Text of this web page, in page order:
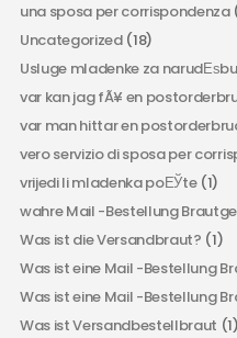
una sposa per corrispondenza
Uncategorized(18)
Usluge mladenke za
var kan jag fÃ¥ en
var man hittar en
vero servizio di sposa per
vrijedi li mladenka poЕЎte(1)
wahre Mail -Bestellung
Was ist die Versandbraut? (1)
Was ist eine Mail -Bestellung
Was ist eine Mail -Bestellung
Was ist Versandbestellbraut (1)